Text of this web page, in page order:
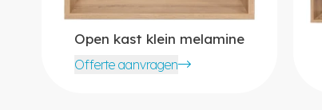
Open kast klein melamine
Offerte aanvragen